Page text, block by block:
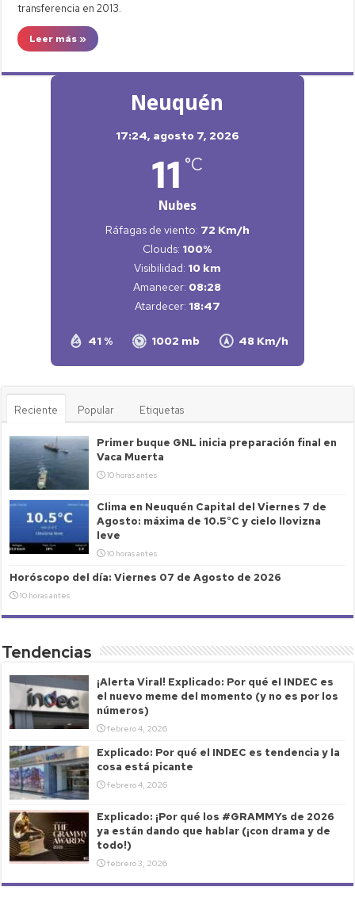
transferencia en 2013.
Leer más »
Neuquén
17:24, agosto 7, 2026
11 °C
Nubes
41 % 1002 mb 48 Km/h
Ráfagas de viento: 72 Km/h
Clouds: 100%
Visibilidad: 10 km
Amanecer: 08:28
Atardecer: 18:47
Reciente Popular Etiquetas
Primer buque GNL inicia preparación final en
Vaca Muerta
10 horas antes
Clima en Neuquén Capital del Viernes 7 de
Agosto: máxima de 10.5°C y cielo llovizna
leve
10 horas antes
Horóscopo del día: Viernes 07 de Agosto de 2026
10 horas antes
Tendencias
¡Alerta Viral! Explicado: Por qué el INDEC es
el nuevo meme del momento (y no es por los
números)
febrero 4, 2026
Explicado: Por qué el INDEC es tendencia y la
cosa está picante
febrero 4, 2026
Explicado: ¡Por qué los #GRAMMYs de 2026
ya están dando que hablar (¡con drama y de
todo!)
febrero 3, 2026